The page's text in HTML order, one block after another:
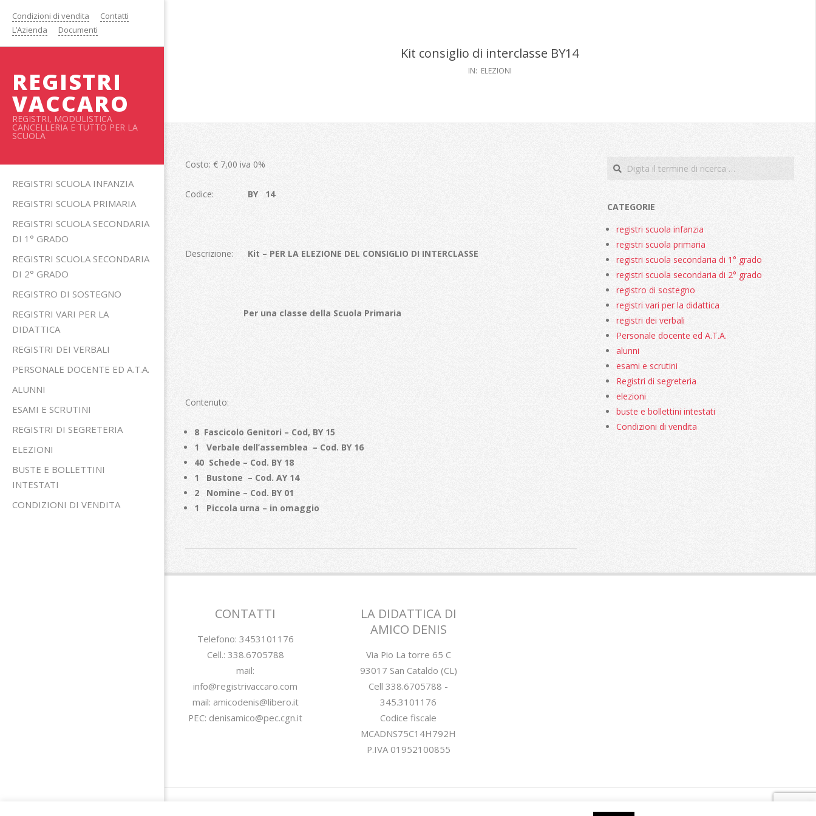
contenuto
Condizioni di vendita
Contatti
L’Azienda
Documenti
REGISTRI
VACCARO
REGISTRI, MODULISTICA
CANCELLERIA E TUTTO PER LA
SCUOLA
Menu
di
navigzione
REGISTRI SCUOLA INFANZIA
REGISTRI SCUOLA PRIMARIA
REGISTRI SCUOLA SECONDARIA
DI 1° GRADO
REGISTRI SCUOLA SECONDARIA
DI 2° GRADO
REGISTRO DI SOSTEGNO
REGISTRI VARI PER LA
DIDATTICA
REGISTRI DEI VERBALI
PERSONALE DOCENTE ED A.T.A.
ALUNNI
ESAMI E SCRUTINI
REGISTRI DI SEGRETERIA
ELEZIONI
BUSTE E BOLLETTINI
INTESTATI
CONDIZIONI DI VENDITA
Kit consiglio di interclasse BY14
IN: ELEZIONI
Costo: € 7,00 iva 0%
Codice: BY 14
Descrizione: Kit – PER LA ELEZIONE DEL CONSIGLIO DI INTERCLASSE
Per una classe della Scuola Primaria
Contenuto:
8 Fascicolo Genitori – Cod, BY 15
1 Verbale dell’assemblea – Cod. BY 16
40 Schede – Cod. BY 18
1 Bustone – Cod. AY 14
2
Nomine – Cod. BY 01
1
Piccola urna – in omaggio
07-
Cerca
CATEGORIE
registri scuola infanzia
registri scuola primaria
registri scuola secondaria di 1° grado
registri scuola secondaria di 2° grado
registro di sostegno
registri vari per la didattica
registri dei verbali
Personale docente ed A.T.A.
alunni
esami e scrutini
Registri di segreteria
elezioni
buste e bollettini intestati
Condizioni di vendita
CONTATTI
Telefono: 3453101176
Cell.: 338.6705788
mail:
info@registrivaccaro.com
mail: amicodenis@libero.it
PEC: denisamico@pec.cgn.it
LA DIDATTICA DI
AMICO DENIS
Via Pio La torre 65 C
93017 San Cataldo (CL)
Cell 338.6705788 -
345.3101176
Codice fiscale
MCADNS75C14H792H
P.IVA 01952100855